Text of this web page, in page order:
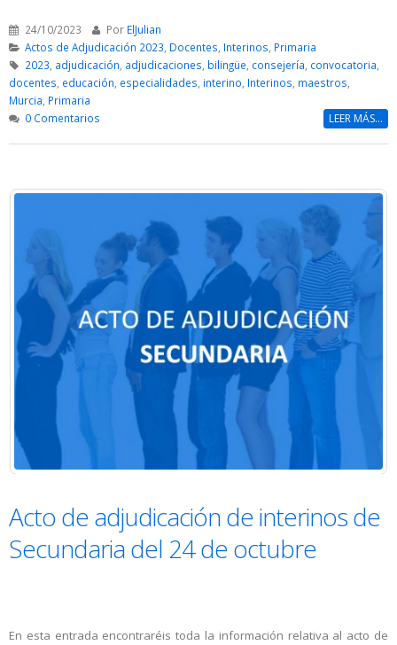
24/10/2023 Por ElJulian
Actos de Adjudicación 2023 Docentes Interinos Primaria
2023 adjudicación adjudicaciones bilingüe consejería convocatoria
docentes educación especialidades interino Interinos maestros
Murcia Primaria
0 Comentarios
LEER MÁS...
Acto de adjudicación de interinos de
Secundaria del 24 de octubre
En esta entrada encontraréis toda la información relativa al acto de